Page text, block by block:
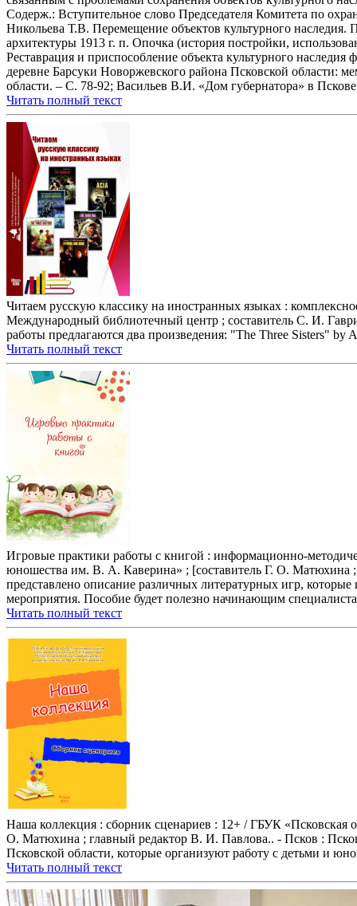
Содерж.: Вступительное слово Председателя Комитета по
Никольева Т.В. Перемещение объектов культурного
архитектуры 1913 г. п. Опочка (история постройки,
Реставрация и приспособление объекта культурного
деревне Барсуки Новоржевского района Псковской области:
области. – С. 78-92; Васильев В.И. «Дом губернатора» в
Читать полный текст
Читаем русскую классику на иностранных языках :
Международный библиотечный центр ; составитель С. И.
работы предлагаются два произведения: "The Three Sisters" by
Читать полный текст
Игровые практики работы с книгой : информационно-
юношества им. В. А. Каверина» ; [составитель Г. О. Матюхина ;
представлено описание различных литературных игр,
мероприятия. Пособие будет полезно начинающим
Читать полный текст
Наша коллекция : сборник сценариев : 12+ / ГБУК «Псковская
О. Матюхина ; главный редактор В. И. Павлова.. - Псков :
Псковской области, которые организуют работу с детьми и
Читать полный текст